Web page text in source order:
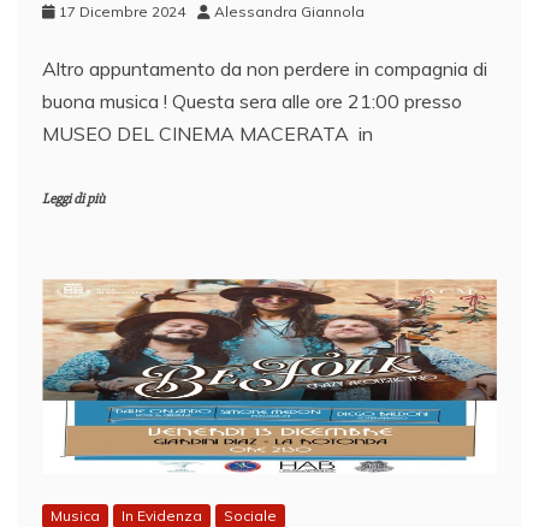
17 Dicembre 2024 Alessandra Giannola
Altro appuntamento da non perdere in compagnia di
buona musica ! Questa sera alle ore 21:00 presso
MUSEO DEL CINEMA MACERATA in
Leggi di più
Musica In Evidenza Sociale